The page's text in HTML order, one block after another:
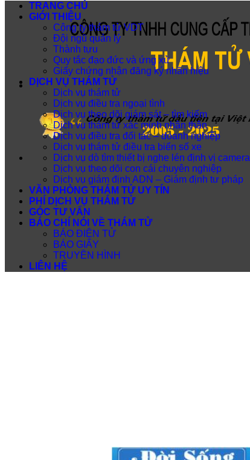
TRANG CHỦ
GIỚI THIỆU
Công ty thám tử VDT
Đội ngũ quản lý
Thành tựu
Quy tắc đạo đức và ứng xử
Giấy chứng nhận đăng ký nhãn hiệu
DỊCH VỤ THÁM TỬ
Dịch vụ thám tử
Dịch vụ điều tra ngoại tình
Dịch vụ theo dõi giám sát – tìm kiếm
Dịch vụ thám tử xác minh nhân thân
Dịch vụ điều tra đối tác – doanh nghiệp
Dịch vụ thám tử điều tra biển số xe
Dịch vụ dò tìm thiết bị nghe lén định vị camera
Dịch vụ theo dõi con cái chuyên nghiệp
Dịch vụ giám định ADN – Giám định tư pháp
VĂN PHÒNG THÁM TỬ UY TÍN
PHÍ DỊCH VỤ THÁM TỬ
GÓC TƯ VẤN
BÁO CHÍ NÓI VỀ THÁM TỬ
BÁO ĐIỆN TỬ
BÁO GIẤY
TRUYỀN HÌNH
LIÊN HỆ